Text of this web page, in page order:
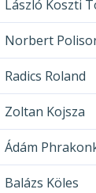
László Koszti
Norbert
Radics Roland
Zoltan Kojsza
Ádám
Balázs Köles